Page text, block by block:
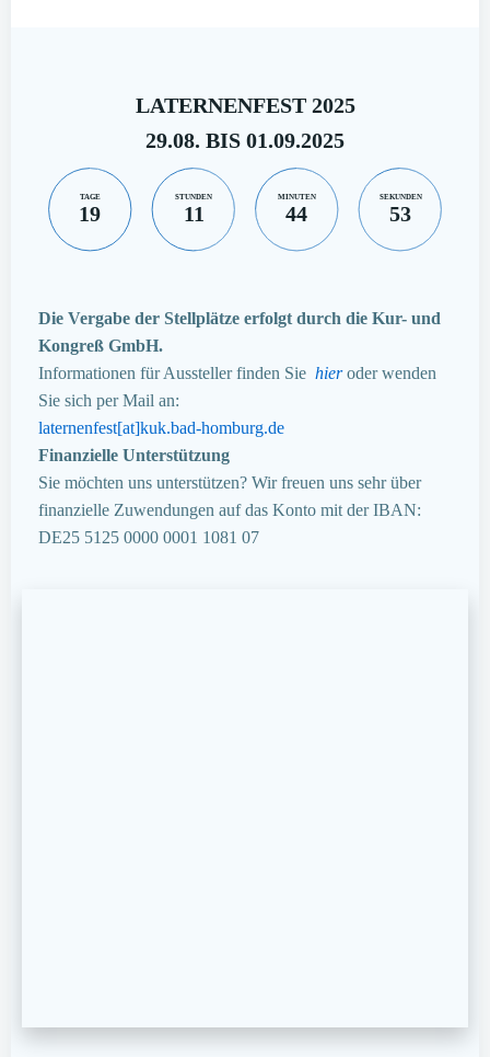
LATERNENFEST 2025
29.08. BIS 01.09.2025
TAGE
19
STUNDEN
11
MINUTEN
44
SEKUNDEN
52
Die Vergabe der Stellplätze erfolgt durch die Kur- und
Kongreß GmbH.
Informationen für Aussteller finden Sie hieroder wenden
Sie sich per Mail an:
laternenfest[at]kuk.bad-homburg.de
Finanzielle Unterstützung
Sie möchten uns unterstützen? Wir freuen uns sehr über
finanzielle Zuwendungen auf das Konto mit der IBAN:
DE25 5125 0000 0001 1081 07